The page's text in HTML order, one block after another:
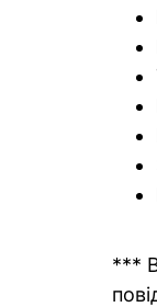
***